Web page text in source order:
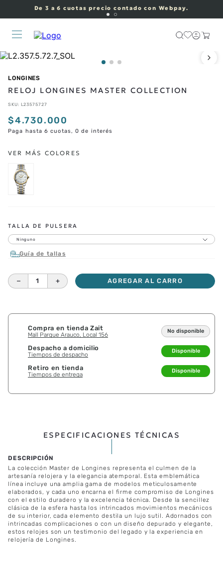
De 3 a 6 cuotas precio contado con Webpay.
LONGINES
RELOJ LONGINES MASTER COLLECTION
SKU: L23575727
$4.730.000
Paga hasta 6 cuotas, 0 de interés
TALLA DE PULSERA
Ninguno
Guía de tallas
＋
－ AGREGAR AL CARRO
Compra en tienda Zait
Mall Parque Arauco, Local 156
No disponible
Despacho a domicilio
Tiempos de despacho
Disponible
Retiro en tienda
Tiempos de entrega
Disponible
ESPECIFICACIONES TÉCNICAS
La colección Master de Longines representa el culmen de la
artesanía relojera y la elegancia atemporal. Esta emblemática
línea incluye una amplia gama de modelos meticulosamente
elaborados, y cada uno encarna el firme compromiso de Longines
con el estilo duradero y la excelencia técnica. Desde la sencillez
clásica de la esfera hasta los intrincados movimientos mecánicos
de su interior, cada elemento destila un lujo sutil. Adornados con
intrincadas complicaciones o con un diseño depurado y elegante,
estos relojes son un testimonio del legado y la experiencia en
relojería de Longines.